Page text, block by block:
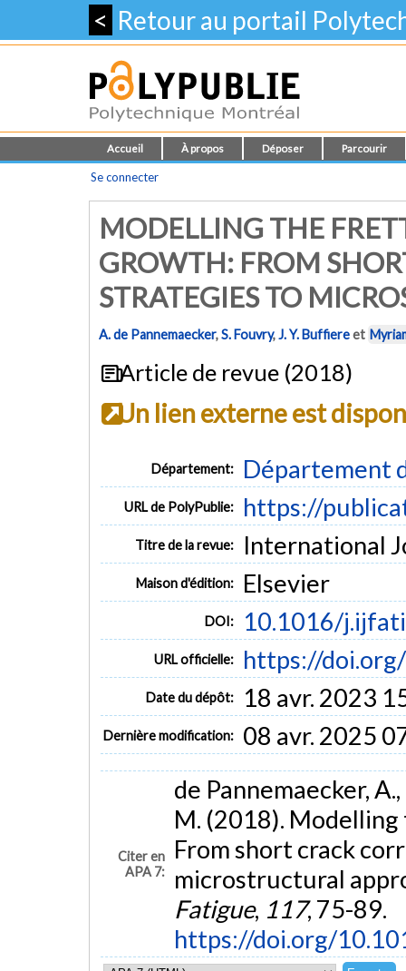
< Retour au portail
Accueil À propos Déposer Parcourir
Se connecter
MODELLING THE
GROWTH: FROM
STRATEGIES TO
A. de Pannemaecker,S. Fouvry,J. Y. Buffiereet
Article de revue (2018)
Un lien externe est
Département: Département
URL de PolyPublie: https://
Titre de la revue: International
Maison d'édition: Elsevier
DOI: 10.1016/
URL officielle: https://
Date du dépôt: 18 avr. 2023
Dernière modification: 08 avr. 2025
Citer en
APA 7:
de Pannemaecker,
M. (2018).
From short crack
microstructural
Fatigue, 117, 75-89.
https://doi.org/